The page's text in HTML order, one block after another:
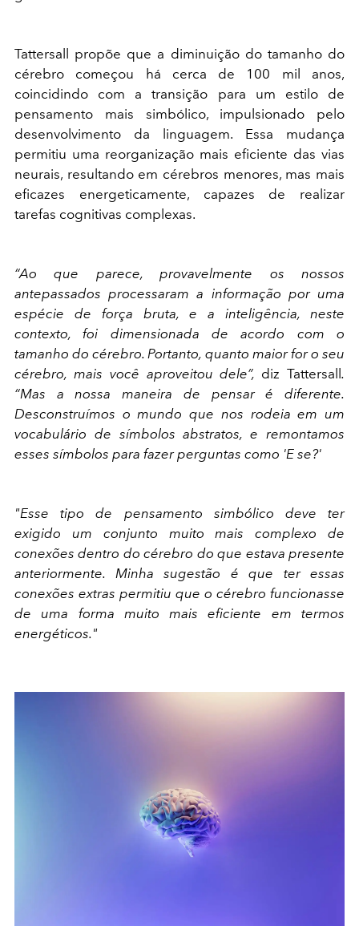
Tattersall propõe que a diminuição do tamanho do
cérebro começou há cerca de 100 mil anos,
coincidindo com a transição para um estilo de
pensamento mais simbólico, impulsionado pelo
desenvolvimento da linguagem. Essa mudança
permitiu uma reorganização mais eficiente das vias
neurais, resultando em cérebros menores, mas mais
eficazes energeticamente, capazes de realizar
tarefas cognitivas complexas.
“Ao que parece, provavelmente os nossos
antepassados processaram a informação por uma
espécie de força bruta, e a inteligência, neste
contexto, foi dimensionada de acordo com o
tamanho do cérebro. Portanto, quanto maior for o seu
cérebro, mais você aproveitou dele”, diz Tattersall.
“Mas a nossa maneira de pensar é diferente.
Desconstruímos o mundo que nos rodeia em um
vocabulário de símbolos abstratos, e remontamos
esses símbolos para fazer perguntas como 'E se?'
"Esse tipo de pensamento simbólico deve ter
exigido um conjunto muito mais complexo de
conexões dentro do cérebro do que estava presente
anteriormente. Minha sugestão é que ter essas
conexões extras permitiu que o cérebro funcionasse
de uma forma muito mais eficiente em termos
energéticos."